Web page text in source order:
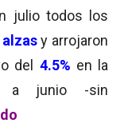
julio todos los
y arrojaron
del 4.5% en la
a junio -sin